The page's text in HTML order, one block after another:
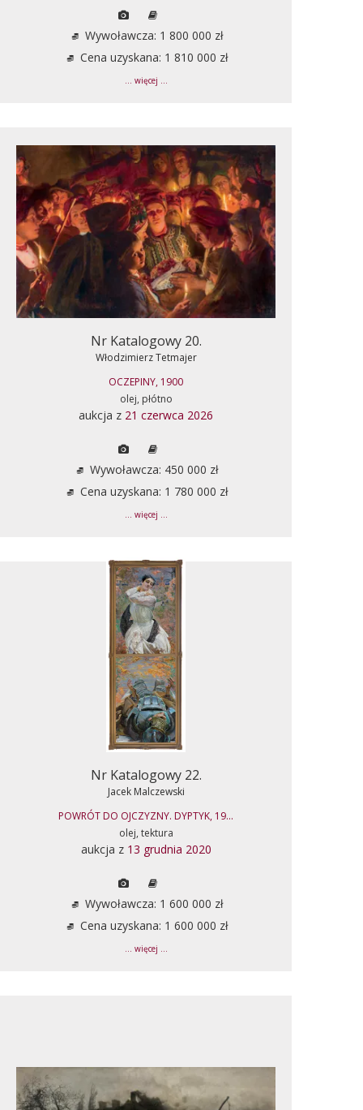
Wywoławcza: 1 800 000 zł
Cena uzyskana: 1 810 000 zł
... więcej ...
Nr Katalogowy 20.
Włodzimierz Tetmajer
OCZEPINY, 1900
olej, płótno
aukcja z 21 czerwca 2026
Wywoławcza: 450 000 zł
Cena uzyskana: 1 780 000 zł
... więcej ...
Nr Katalogowy 22.
Jacek Malczewski
POWRÓT DO OJCZYZNY. DYPTYK, 19...
olej, tektura
aukcja z 13 grudnia 2020
Wywoławcza: 1 600 000 zł
Cena uzyskana: 1 600 000 zł
... więcej ...